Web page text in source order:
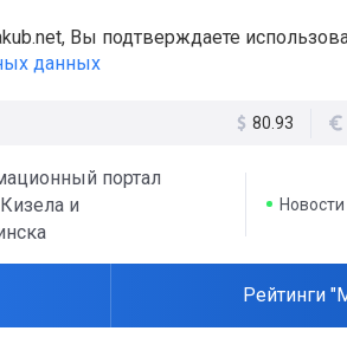
Вы подтверждаете
данных
80.93
портал
и
Новости
Рейтинги